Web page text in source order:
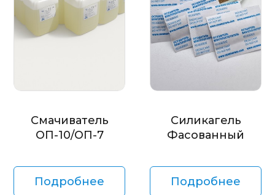
Смачиватель
ОП-10/ОП-7
Подробнее
Силикагель
Фасованный
Подробнее